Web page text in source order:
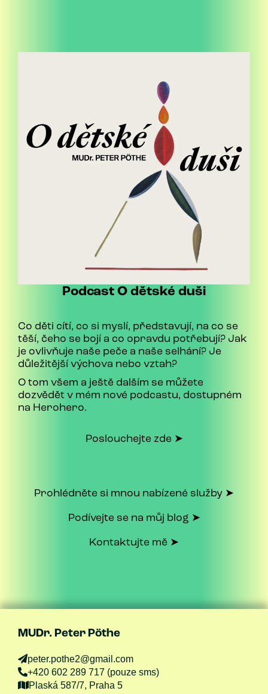
Podcast O dětské duši
Co děti cítí, co si myslí, představují, na co se
těší, čeho se bojí a co opravdu potřebují? Jak
je ovlivňuje naše peče a naše selhání? Je
důležitější výchova nebo vztah?
O tom všem a ještě dalším se můžete
dozvědět v mém nové podcastu, dostupném
na Herohero.
Poslouchejte zde ➤
Prohlédněte si mnou nabízené služby ➤
Podívejte se na můj blog ➤
Kontaktujte mě ➤
MUDr. Peter Pöthe
peter.pothe2@gmail.com
+420 602 289 717 (pouze sms)
Plaská 587/7, Praha 5